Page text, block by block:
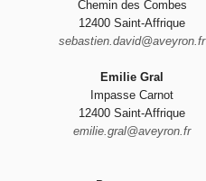
Chemin des Combes
12400 Saint-Affrique
sebastien.david@aveyron.fr
Emilie Gral
Impasse Carnot
12400 Saint-Affrique
emilie.gral@aveyron.fr